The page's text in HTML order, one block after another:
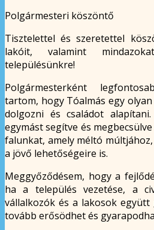
Polgármesteri köszöntő
Tisztelettel és szeretettel
lakóit, valamint
településünkre!
Polgármesterként
tartom, hogy Tóalmás egy
dolgozni és családot
egymást segítve és
falunkat, amely méltó
a jövő lehetőségeire is.
Meggyőződésem, hogy a
ha a település vezetése, a
vállalkozók és a lakosok együtt
tovább erősödhet és